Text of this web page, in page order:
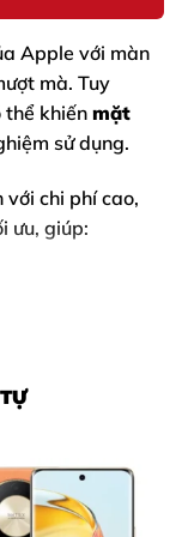
Apple với màn
mà. Tuy
thể khiến mặt
sử dụng.
chi phí cao,
ưu, giúp: